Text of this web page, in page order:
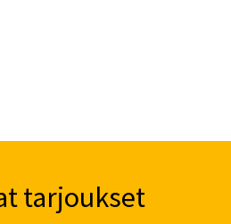
tarjoukset